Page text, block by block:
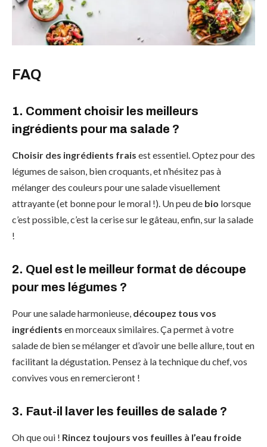
FAQ
1. Comment choisir les meilleurs
ingrédients pour ma salade ?
Choisir des ingrédients frais est essentiel. Optez pour des
légumes de saison, bien croquants, et n’hésitez pas à
mélanger des couleurs pour une salade visuellement
attrayante (et bonne pour le moral !). Un peu de bio lorsque
c’est possible, c’est la cerise sur le gâteau, enfin, sur la salade
!
2. Quel est le meilleur format de découpe
pour mes légumes ?
Pour une salade harmonieuse, découpez tous vos
ingrédients en morceaux similaires. Ça permet à votre
salade de bien se mélanger et d’avoir une belle allure, tout en
facilitant la dégustation. Pensez à la technique du chef, vos
convives vous en remercieront !
3. Faut-il laver les feuilles de salade ?
Oh que oui ! Rincez toujours vos feuilles à l’eau froide